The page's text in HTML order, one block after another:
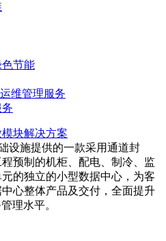
节能
维管理服务
模块解决方案
设施提供的一款采用通道封
预制的机柜、配电、制冷、监
的独立的小型数据中心，为客
中心整体产品及交付，全面提升
理水平。